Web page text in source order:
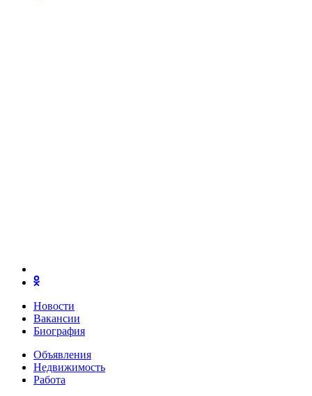
Новости
Вакансии
Биография
Объявления
Недвижимость
Работа